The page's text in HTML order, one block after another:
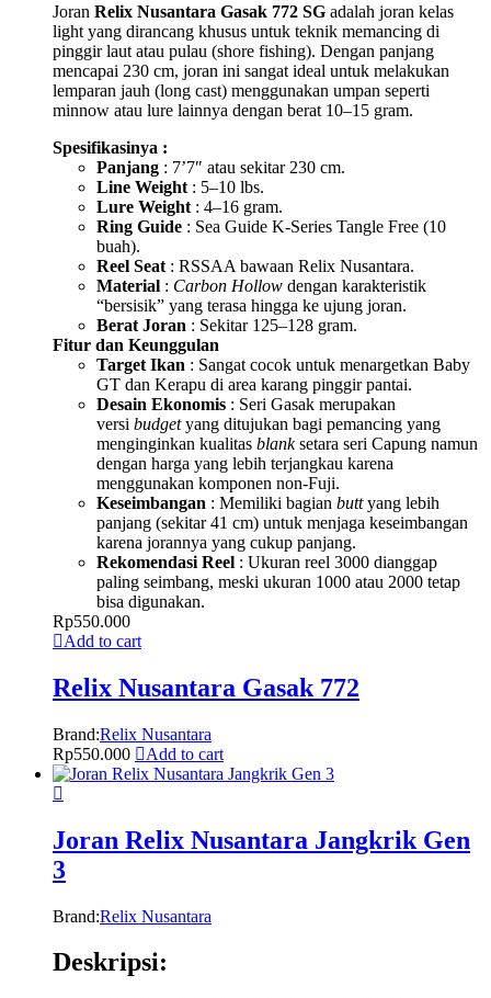
Joran Relix Nusantara Gasak 772 SG adalah joran kelas
light yang dirancang khusus untuk teknik memancing di
pinggir laut atau pulau (shore fishing). Dengan panjang
mencapai 230 cm, joran ini sangat ideal untuk melakukan
lemparan jauh (long cast) menggunakan umpan seperti
minnow atau lure lainnya dengan berat 10–15 gram.
Spesifikasinya :
Panjang : 7’7″ atau sekitar 230 cm.
Line Weight : 5–10 lbs.
Lure Weight : 4–16 gram.
Ring Guide : Sea Guide K-Series Tangle Free (10
buah).
Reel Seat : RSSAA bawaan Relix Nusantara.
Material : Carbon Hollow dengan karakteristik
“bersisik” yang terasa hingga ke ujung joran.
Berat Joran : Sekitar 125–128 gram.
Fitur dan Keunggulan
Target Ikan : Sangat cocok untuk menargetkan Baby
GT dan Kerapu di area karang pinggir pantai.
Desain Ekonomis : Seri Gasak merupakan
versi budgetyang ditujukan bagi pemancing yang
menginginkan kualitas blanksetara seri Capung namun
dengan harga yang lebih terjangkau karena
menggunakan komponen non-Fuji.
Keseimbangan : Memiliki bagian buttyang lebih
panjang (sekitar 41 cm) untuk menjaga keseimbangan
karena jorannya yang cukup panjang.
Rekomendasi Reel : Ukuran reel 3000 dianggap
paling seimbang, meski ukuran 1000 atau 2000 tetap
bisa digunakan.
Rp550.000
Add to cart
Relix Nusantara Gasak 772
Brand:Relix Nusantara
Rp550.000 Add to cart
Joran Relix Nusantara Jangkrik Gen
3
Brand:Relix Nusantara
Deskripsi: